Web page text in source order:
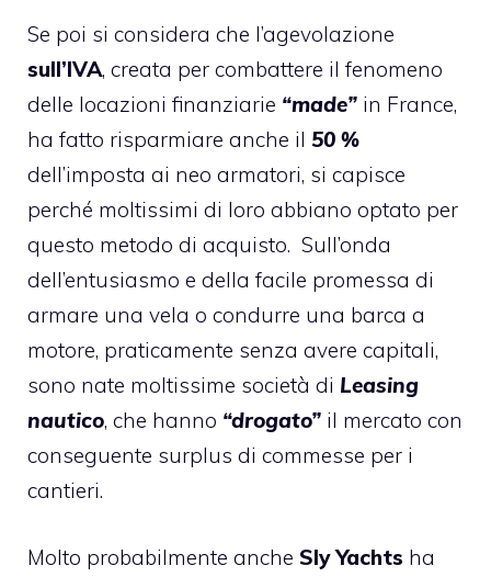
Se poi si considera che l’agevolazione
sull’IVA, creata per combattere il fenomeno
delle locazioni finanziarie “made” in France,
ha fatto risparmiare anche il 50 %
dell’imposta ai neo armatori, si capisce
perché moltissimi di loro abbiano optato per
questo metodo di acquisto. Sull’onda
dell’entusiasmo e della facile promessa di
armare una vela o condurre una barca a
motore, praticamente senza avere capitali,
sono nate moltissime società di Leasing
nautico, che hanno “drogato” il mercato con
conseguente surplus di commesse per i
cantieri.
Molto probabilmente anche Sly Yachts ha